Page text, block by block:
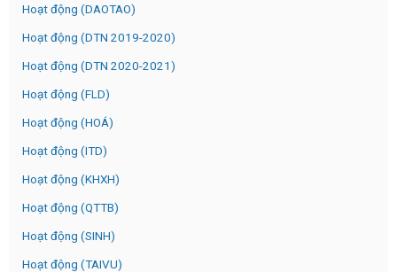
Hoạt động (DAOTAO)
Hoạt động (DTN 2019-2020)
Hoạt động (DTN 2020-2021)
Hoạt động (FLD)
Hoạt động (HOÁ)
Hoạt động (ITD)
Hoạt động (KHXH)
Hoạt động (QTTB)
Hoạt động (SINH)
Hoạt động (TAIVU)